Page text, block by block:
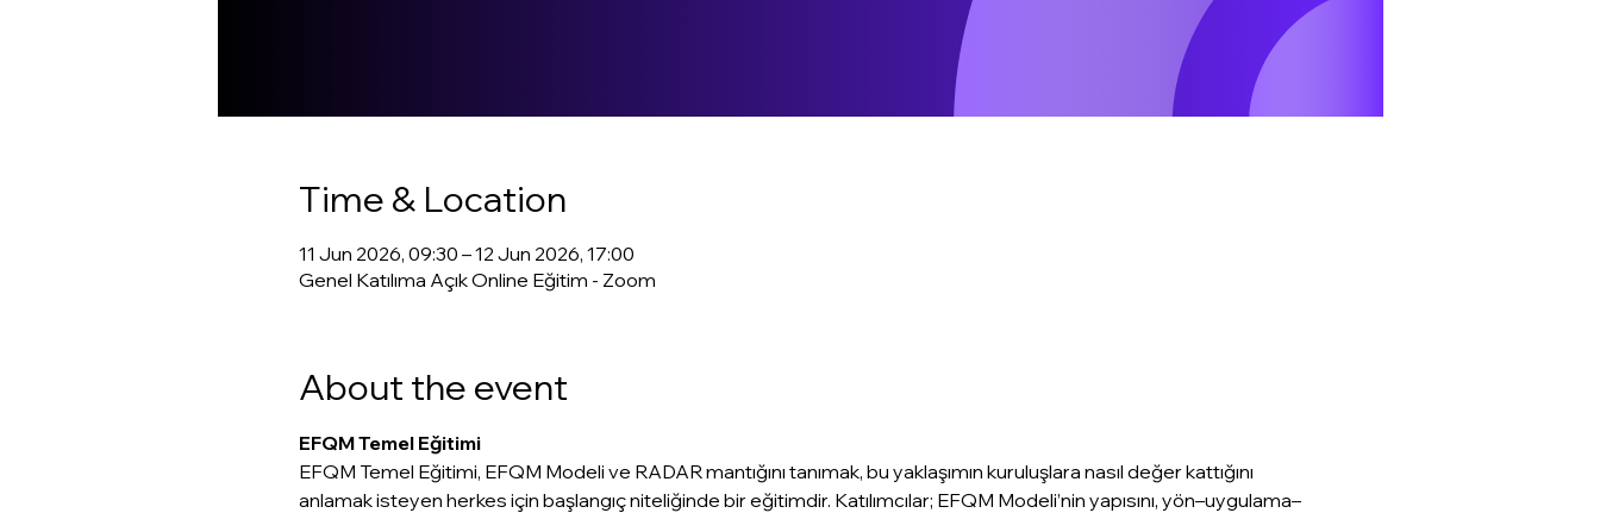
Time & Location
11 Jun 2026, 09:30 – 12 Jun 2026, 17:00
Genel Katılıma Açık Online Eğitim - Zoom
About the event
EFQM Temel Eğitimi
EFQM Temel Eğitimi, EFQM Modeli ve RADAR mantığını tanımak, bu yaklaşımın kuruluşlara nasıl değer kattığını
anlamak isteyen herkes için başlangıç niteliğinde bir eğitimdir. Katılımcılar; EFQM Modeli’nin yapısını, yön–uygulama–